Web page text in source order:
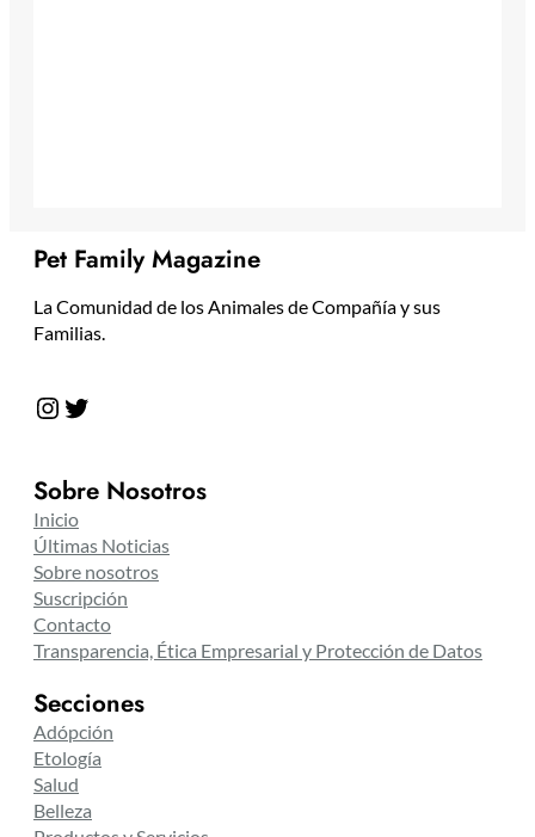
Pet Family Magazine
La Comunidad de los Animales de Compañía y sus
Familias.
Instagram Twitter
Sobre Nosotros
Inicio
Últimas Noticias
Sobre nosotros
Suscripción
Contacto
Transparencia, Ética Empresarial y Protección de Datos
Secciones
Adópción
Etología
Salud
Belleza